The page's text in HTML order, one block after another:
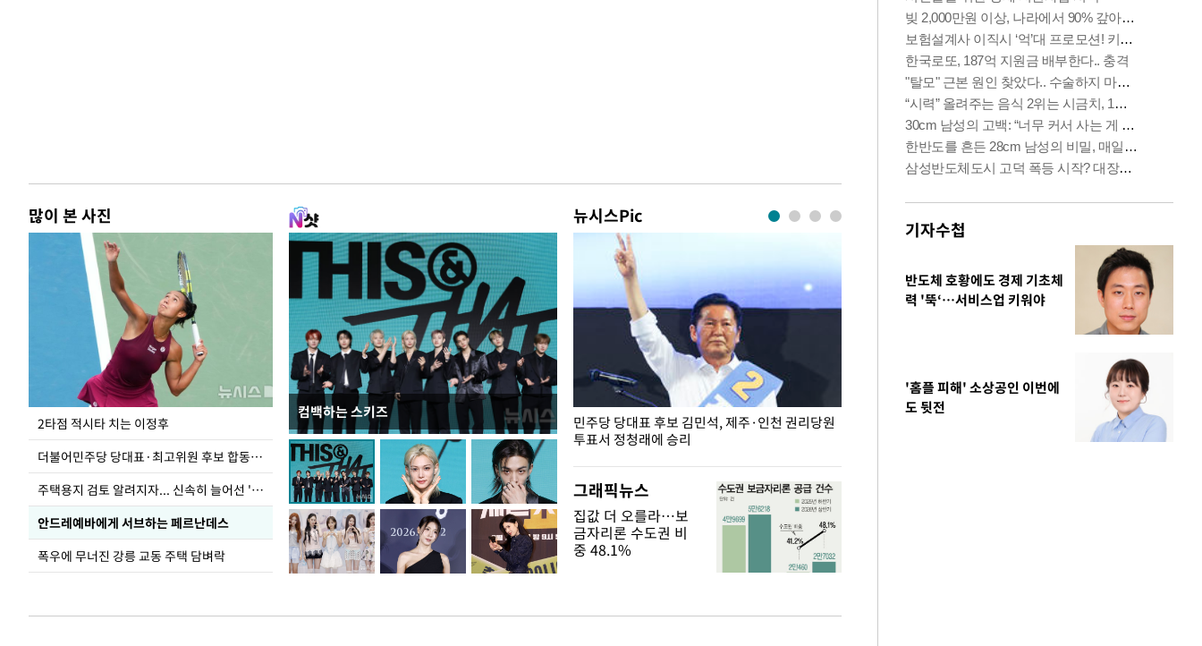
많이 본 사진
2타점 적시타 치는 이정후
더불어민주당 당대표·최고위원 후보 합동연설회
주택용지 검토 알려지자... 신속히 늘어선 '근조화환'
안드레예바에게 서브하는 페르난데스
폭우에 무너진 강릉 교동 주택 담벼락
컴백하는 스키즈
뉴시스Pic
이번주 국회에는 무슨 일이? [뉴시스국회토pic]
민주당 당대표 후보 김민석, 제주·인천 권리당원
투표서 정청래에 승리
무더위 잊는 도심형 여름 축제 '2026 서울 바캉스 용산어린이정원
그래픽뉴스
집값 더 오를라…보
금자리론 수도권 비
중 48.1%
기자수첩
반도체 호황에도 경제 기초체
력 '뚝‘…서비스업 키워야
'홈플 피해' 소상공인 이번에
도 뒷전